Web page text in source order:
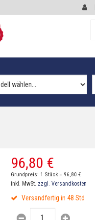
96,80 €
Grundpreis: 1 Stück = 96,80 €
inkl. MwSt. zzgl. Versandkosten
Versandfertig in 48 Std